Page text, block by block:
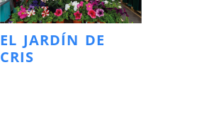
EL JARDÍN DE
CRIS